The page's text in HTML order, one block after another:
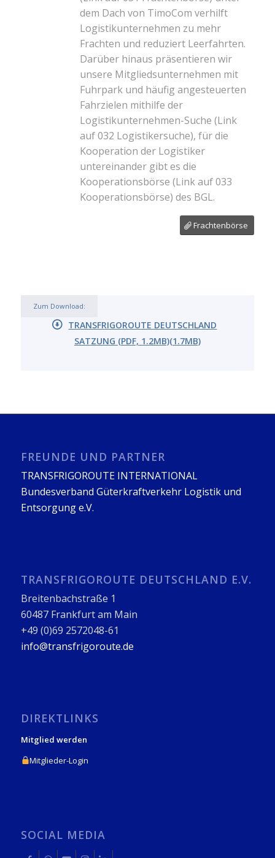
dem Dach von TimoCom verhilft
Logistikunternehmen zu mehr
Frachten und reduziert Leerfahrten.
Darüber hinaus präsentieren wir
unsere Mitgliedsunternehmen mit
Fuhrpark und häufig angesteuerten
Fahrzielen mithilfe der
Logistikunternehmen-Suche (Link
auf 032 Logistikersuche), für die
Kooperation der Logistiker
untereinander gibt es die
Kooperationsbörse (Link auf 033
Kooperationsbörse) des BGL.
Frachtenbörse
Zum Download:
TRANSFRIGOROUTE DEUTSCHLAND
SATZUNG (PDF, 1.2MB)(1.7MB)
FREUNDE UND PARTNER
TRANSFRIGOROUTE INTERNATIONAL
Bundesverband Güterkraftverkehr Logistik und
Entsorgung e.V.
TRANSFRIGOROUTE DEUTSCHLAND E.V.
Breitenbachstraße 1
60487 Frankfurt am Main
+49 (0)69 2572048-61
info@transfrigoroute.de
DIREKTLINKS
Mitglied werden
Mitglieder-Login
SOCIAL MEDIA